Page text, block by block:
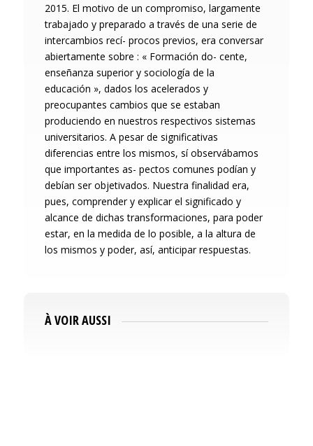
2015. El motivo de un compromiso, largamente
trabajado y preparado a través de una serie de
intercambios recí- procos previos, era conversar
abiertamente sobre : « Formación do- cente,
enseñanza superior y sociología de la
educación », dados los acelerados y
preocupantes cambios que se estaban
produciendo en nuestros respectivos sistemas
universitarios. A pesar de significativas
diferencias entre los mismos, sí observábamos
que importantes as- pectos comunes podían y
debían ser objetivados. Nuestra finalidad era,
pues, comprender y explicar el significado y
alcance de dichas transformaciones, para poder
estar, en la medida de lo posible, a la altura de
los mismos y poder, así, anticipar respuestas.
À VOIR AUSSI